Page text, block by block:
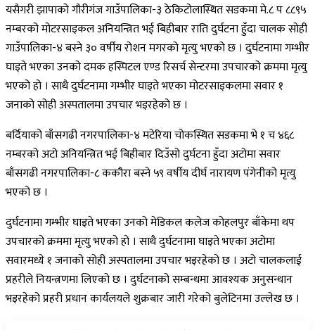
यसैगरी झापाको गौरीगंज गाउँपालिका-३ ठेकिटोलास्थित सडकमा मे.८ प ८८९५
नम्बरको मोटरसाइकल अनियन्त्रित भई बिहीबार राति दुर्घटना हुँदा चालक सोही
गाउँपालिका-४ बस्ने ३० वर्षीय रोशन मगरको मृत्यु भएको छ । दुर्घटनामा गम्भीर
घाइते भएका उनको दमक हस्पिटल एण्ड रिसर्च सेन्टरमा उपचारको क्रममा मृत्यु
भएको हो । साथै दुर्घटनामा गम्भीर घाइते भएका मोटरसाइकलमा सवार १
जनाको सोही अस्पतालमा उपचार भइरहेको छ ।
बर्दियाको बाँसगढी नगरपालिका-४ मटेरिया चोकस्थित सडकमा भे १ च ४६८
नम्बरको अटो अनियन्त्रित भई बिहीबार दिउँसो दुर्घटना हुँदा अटोमा सवार
बाँसगढी नगरपालिका-८ ककौरा बस्ने ५९ वर्षीय दीर्घ नारायण पंगेनीको मृत्यु
भएको छ ।
दुर्घटनामा गम्भीर घाइते भएका उनको मेडिकल कलेज कोहलपुर बाँकेमा थप
उपचारको क्रममा मृत्यु भएको हो । साथै दुर्घटनामा घाइते भएका अटोमा
सवारमध्ये १ जनाको सोही अस्पतालमा उपचार भइरहेको छ । अटो चालकलाई
प्रहरीले नियन्त्रणमा लिएको छ । दुर्घटनाको सम्बन्धमा आवश्यक अनुसन्धान
भइरहेको प्रहरी प्रधान कार्यलयले शुक्रबार जारी गरेको बुलेटिनमा उल्लेख छ ।